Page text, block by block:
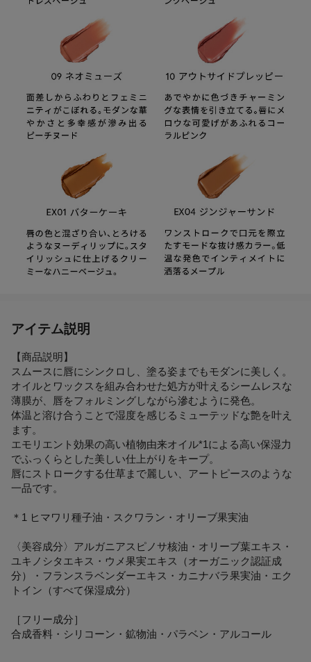
アイテム説明
【商品説明】
スムースに唇にシンクロし、塗る姿までもモダンに美しく。
オイルとワックスを組み合わせた処方が叶えるシームレスな
薄膜が、唇をフォルミングしながら滲むように発色。
体温と溶け合うことで湿度を感じるミューテッドな艶を叶え
ます。
エモリエント効果の高い植物由来オイル*1による高い保湿力
でふっくらとした美しい仕上がりをキープ。
唇にストロークする仕草まで麗しい、アートピースのような
一品です。
＊1 ヒマワリ種子油・スクワラン・オリーブ果実油
〈美容成分〉アルガニアスピノサ核油・オリーブ葉エキス・
ユキノシタエキス・ウメ果実エキス（オーガニック認証成
分）・フランスラベンダーエキス・カニナバラ果実油・エク
トイン（すべて保湿成分）
［フリー成分］
合成香料・シリコーン・鉱物油・パラベン・アルコール